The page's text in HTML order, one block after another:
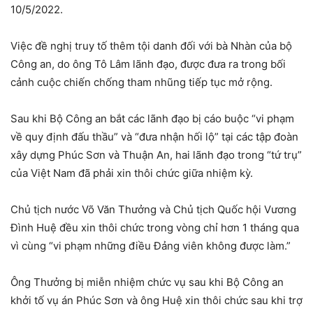
10/5/2022.
Việc đề nghị truy tố thêm tội danh đối với bà Nhàn của bộ
Công an, do ông Tô Lâm lãnh đạo, được đưa ra trong bối
cảnh cuộc chiến chống tham nhũng tiếp tục mở rộng.
Sau khi Bộ Công an bắt các lãnh đạo bị cáo buộc “vi phạm
về quy định đấu thầu” và “đưa nhận hối lộ” tại các tập đoàn
xây dựng Phúc Sơn và Thuận An, hai lãnh đạo trong “tứ trụ”
của Việt Nam đã phải xin thôi chức giữa nhiệm kỳ.
Chủ tịch nước Võ Văn Thưởng và Chủ tịch Quốc hội Vương
Đình Huệ đều xin thôi chức trong vòng chỉ hơn 1 tháng qua
vì cùng “vi phạm những điều Đảng viên không được làm.”
Ông Thưởng bị miễn nhiệm chức vụ sau khi Bộ Công an
khởi tố vụ án Phúc Sơn và ông Huệ xin thôi chức sau khi trợ